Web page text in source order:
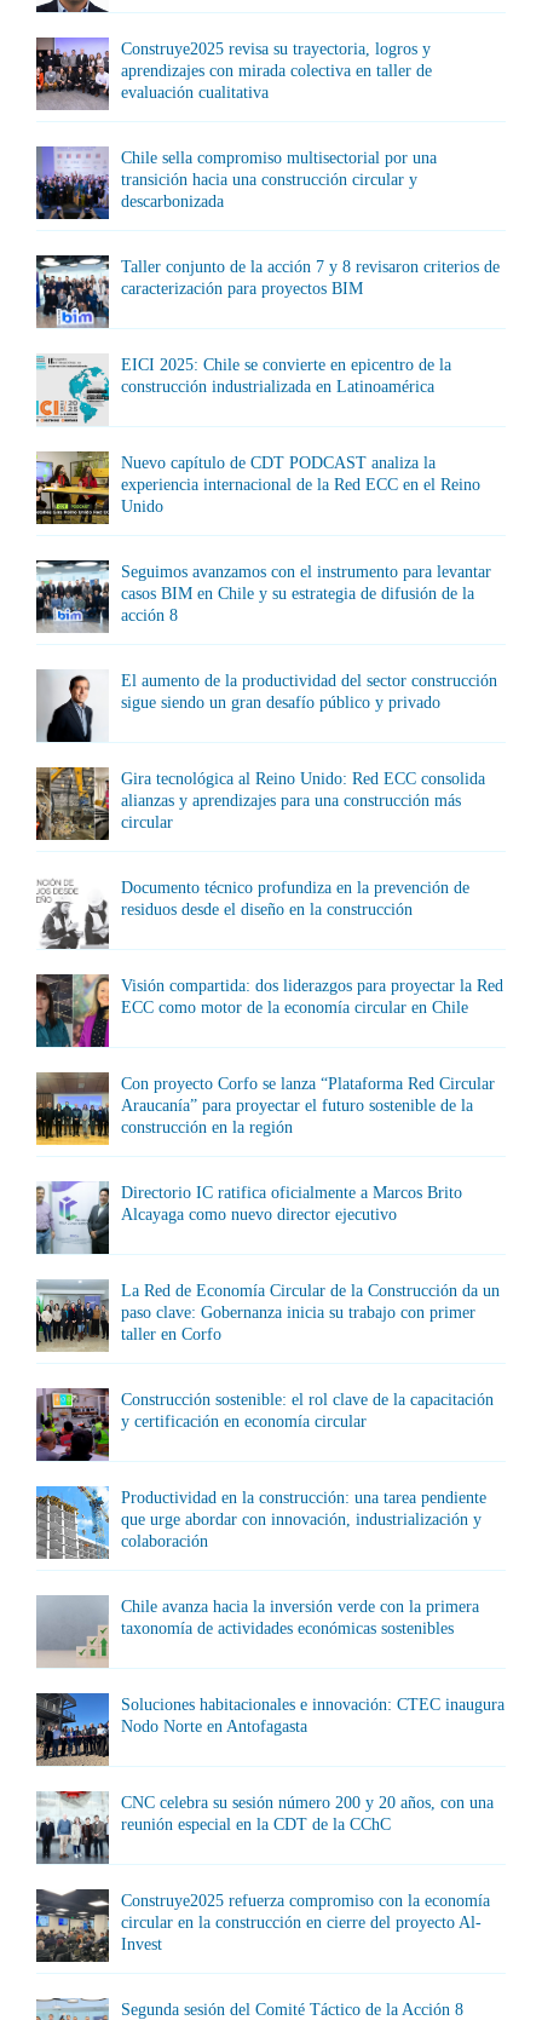
Construye2025 revisa su trayectoria, logros y
aprendizajes con mirada colectiva en taller de
evaluación cualitativa
Chile sella compromiso multisectorial por una
transición hacia una construcción circular y
descarbonizada
Taller conjunto de la acción 7 y 8 revisaron criterios de
caracterización para proyectos BIM
EICI 2025: Chile se convierte en epicentro de la
construcción industrializada en Latinoamérica
Nuevo capítulo de CDT PODCAST analiza la
experiencia internacional de la Red ECC en el Reino
Unido
Seguimos avanzamos con el instrumento para levantar
casos BIM en Chile y su estrategia de difusión de la
acción 8
El aumento de la productividad del sector construcción
sigue siendo un gran desafío público y privado
Gira tecnológica al Reino Unido: Red ECC consolida
alianzas y aprendizajes para una construcción más
circular
Documento técnico profundiza en la prevención de
residuos desde el diseño en la construcción
Visión compartida: dos liderazgos para proyectar la Red
ECC como motor de la economía circular en Chile
Con proyecto Corfo se lanza “Plataforma Red Circular
Araucanía” para proyectar el futuro sostenible de la
construcción en la región
Directorio IC ratifica oficialmente a Marcos Brito
Alcayaga como nuevo director ejecutivo
La Red de Economía Circular de la Construcción da un
paso clave: Gobernanza inicia su trabajo con primer
taller en Corfo
Construcción sostenible: el rol clave de la capacitación
y certificación en economía circular
Productividad en la construcción: una tarea pendiente
que urge abordar con innovación, industrialización y
colaboración
Chile avanza hacia la inversión verde con la primera
taxonomía de actividades económicas sostenibles
Soluciones habitacionales e innovación: CTEC inaugura
Nodo Norte en Antofagasta
CNC celebra su sesión número 200 y 20 años, con una
reunión especial en la CDT de la CChC
Construye2025 refuerza compromiso con la economía
circular en la construcción en cierre del proyecto Al-
Invest
Segunda sesión del Comité Táctico de la Acción 8